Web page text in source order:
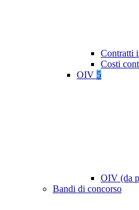
Contratti
Costi
OIV 5
OIV (da
Bandi di concorso